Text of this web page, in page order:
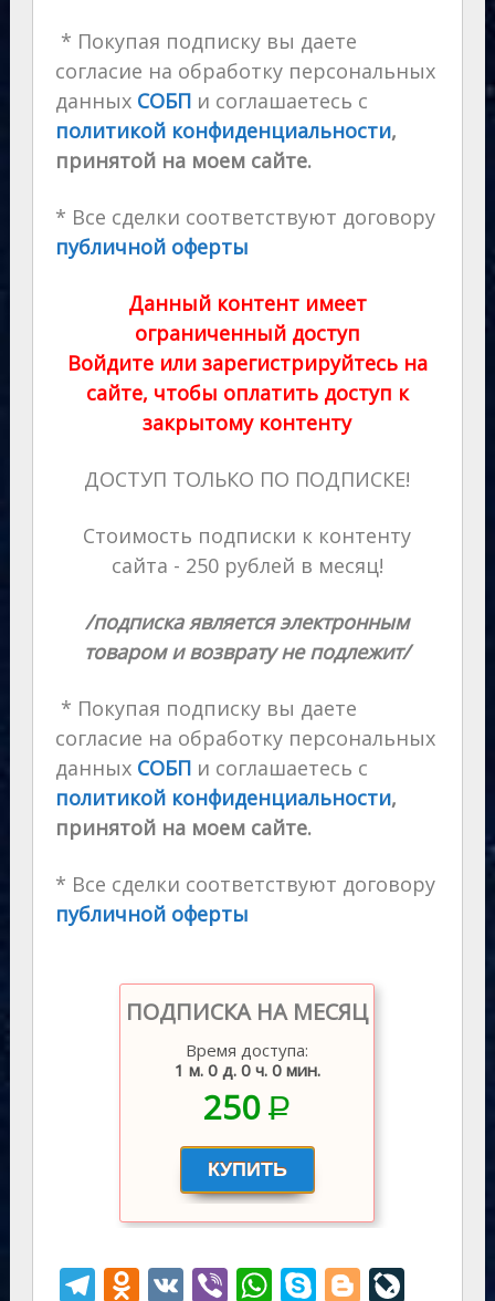
* Покупая подписку вы даете
согласие на обработку персональных
данных СОБП и соглашаетесь с
политикой конфиденциальности,
принятой на моем сайте.
* Все сделки соответствуют договору
публичной оферты
Данный контент имеет
ограниченный доступ
Войдите или зарегистрируйтесь на
сайте, чтобы оплатить доступ к
закрытому контенту
ДОСТУП ТОЛЬКО ПО ПОДПИСКЕ!
Стоимость подписки к контенту
сайта - 250 рублей в месяц!
/подписка является электронным
товаром и возврату не подлежит/
* Покупая подписку вы даете
согласие на обработку персональных
данных СОБП и соглашаетесь с
политикой конфиденциальности,
принятой на моем сайте.
* Все сделки соответствуют договору
публичной оферты
ПОДПИСКА НА МЕСЯЦ
Время доступа:
1 м. 0 д. 0 ч. 0 мин.
250P
–
T O V Vi W S Bl Li